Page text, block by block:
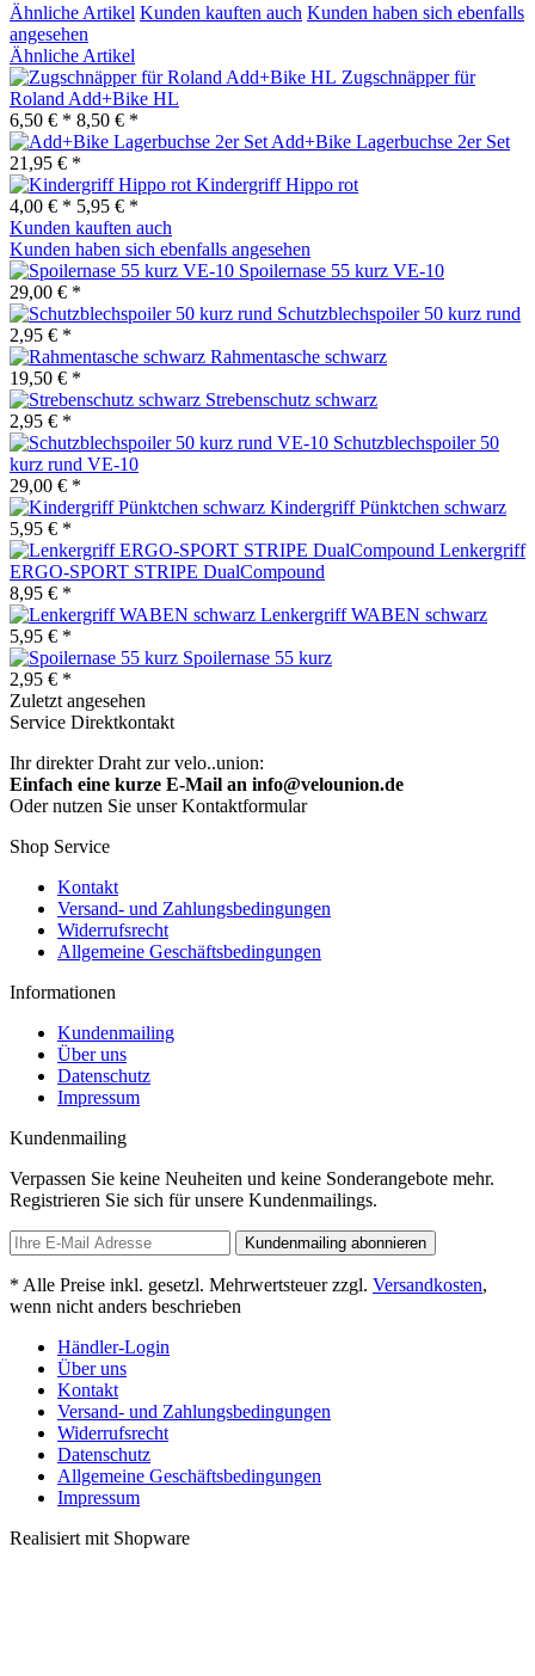
Ähnliche Artikel Kunden kauften auch Kunden haben sich ebenfalls
angesehen
Ähnliche Artikel
Zugschnäpper für
Roland Add+Bike HL
6,50 € * 8,50 € *
Add+Bike Lagerbuchse 2er Set
21,95 € *
Kindergriff Hippo rot
4,00 € * 5,95 € *
Kunden kauften auch
Kunden haben sich ebenfalls angesehen
Spoilernase 55 kurz VE-10
29,00 € *
Schutzblechspoiler 50 kurz rund
2,95 € *
Rahmentasche schwarz
19,50 € *
Strebenschutz schwarz
2,95 € *
Schutzblechspoiler 50
kurz rund VE-10
29,00 € *
Kindergriff Pünktchen schwarz
5,95 € *
Lenkergriff
ERGO-SPORT STRIPE DualCompound
8,95 € *
Lenkergriff WABEN schwarz
5,95 € *
Spoilernase 55 kurz
2,95 € *
Zuletzt angesehen
Service Direktkontakt
Ihr direkter Draht zur velo..union:
Einfach eine kurze E-Mail an info@velounion.de
Oder nutzen Sie unser Kontaktformular
Shop Service
Kontakt
Versand- und Zahlungsbedingungen
Widerrufsrecht
Allgemeine Geschäftsbedingungen
Informationen
Kundenmailing
Über uns
Datenschutz
Impressum
Kundenmailing
Verpassen Sie keine Neuheiten und keine Sonderangebote mehr.
Registrieren Sie sich für unsere Kundenmailings.
Kundenmailing abonnieren
* Alle Preise inkl. gesetzl. Mehrwertsteuer zzgl. Versandkosten,
wenn nicht anders beschrieben
Händler-Login
Über uns
Kontakt
Versand- und Zahlungsbedingungen
Widerrufsrecht
Datenschutz
Allgemeine Geschäftsbedingungen
Impressum
Realisiert mit Shopware